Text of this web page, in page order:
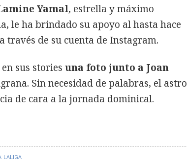
LALIGA
Yamal, estrella y máximo
le ha brindado su apoyo al hasta hace
través de su cuenta de Instagram.
sus stories una foto junto a Joan
Sin necesidad de palabras, el astro
de cara a la jornada dominical.